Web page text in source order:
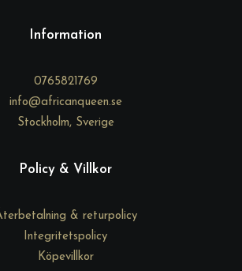
Information
0765821769
info@africanqueen.se
Stockholm, Sverige
Policy & Villkor
& returpolicy
Integritetspolicy
Köpevillkor